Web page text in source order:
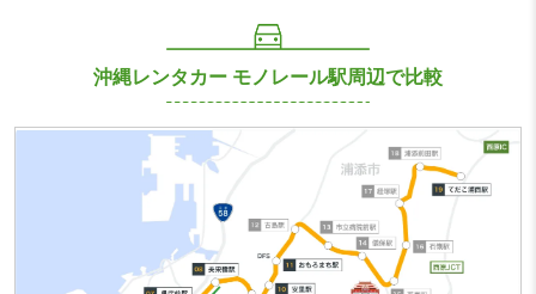
沖縄レンタカー モノレール駅周辺で比較